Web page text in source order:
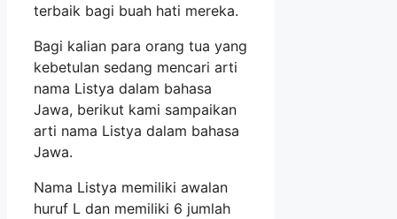
terbaik bagi buah hati mereka.
Bagi kalian para orang tua yang
kebetulan sedang mencari arti
nama Listya dalam bahasa
Jawa, berikut kami sampaikan
arti nama Listya dalam bahasa
Jawa.
Nama Listya memiliki awalan
huruf L dan memiliki 6 jumlah